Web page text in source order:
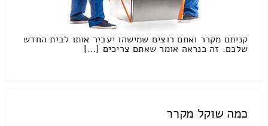
קניתם מקרר ואתם רוצים שמישהו יעביר אותו לבית החדש
שלכם. זה כנראה אומר שאתם צריכים […]
כמה שוקל מקרר